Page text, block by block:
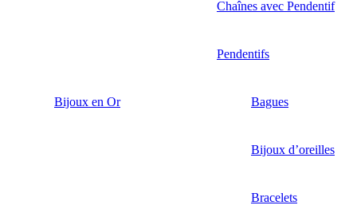
Chaînes avec Pendentif
Pendentifs
Bijoux en Or Bagues
Bijoux d’oreilles
Bracelets